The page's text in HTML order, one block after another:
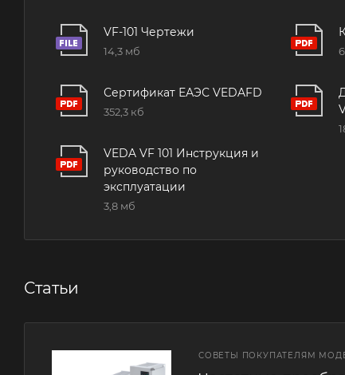
VF-101 Чертежи
14,3 мб
Сертификат ЕАЭС VEDAFD
352,3 кб
VEDA VF 101 Инструкция и
руководство по
эксплуатации
3,8 мб
Статьи
СОВЕТЫ ПОКУПАТЕЛЯМ